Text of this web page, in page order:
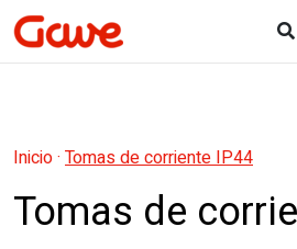
Inicio· Tomas de corriente IP44
Tomas de